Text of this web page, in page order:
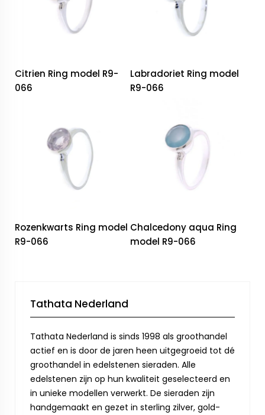
Citrien Ring model R9-
066
Labradoriet Ring model
R9-066
Rozenkwarts Ring model
R9-066
Chalcedony aqua Ring
model R9-066
Tathata Nederland
Tathata Nederland is sinds 1998 als groothandel
actief en is door de jaren heen uitgegroeid tot dé
groothandel in edelstenen sieraden. Alle
edelstenen zijn op hun kwaliteit geselecteerd en
in unieke modellen verwerkt. De sieraden zijn
handgemaakt en gezet in sterling zilver, gold-